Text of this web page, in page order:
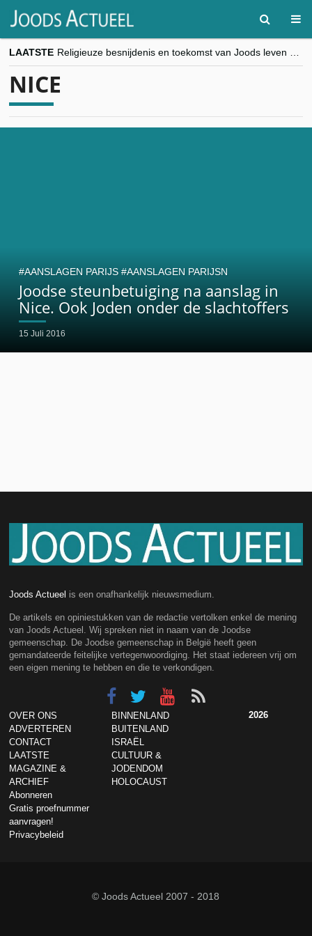
LAATSTE
“Besnijdenisdebat toont hoe moeilijk seculiere Westen minderheden begrijpt”, Jinnih Beels (Vooruit)
NICE
Joodse steunbetuiging na aanslag in
Nice. Ook Joden onder de slachtoffers
15 Juli 2016
AANSLAGEN PARIJS AANSLAGEN PARIJSN
Joods Actueel is een onafhankelijk nieuwsmedium.
De artikels en opiniestukken van de redactie vertolken enkel de mening
van Joods Actueel. Wij spreken niet in naam van de Joodse
gemeenschap. De Joodse gemeenschap in België heeft geen
gemandateerde feitelijke vertegenwoordiging. Het staat iedereen vrij om
een eigen mening te hebben en die te verkondigen.
OVER ONS
ADVERTEREN
CONTACT
LAATSTE
MAGAZINE &
ARCHIEF
Abonneren
Gratis proefnummer
aanvragen!
Privacybeleid
BINNENLAND
BUITENLAND
ISRAËL
CULTUUR &
JODENDOM
HOLOCAUST
2026
© Joods Actueel 2007 - 2018